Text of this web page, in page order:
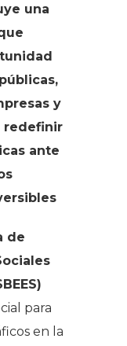
una
y
redefinir
ante
de
para
en la